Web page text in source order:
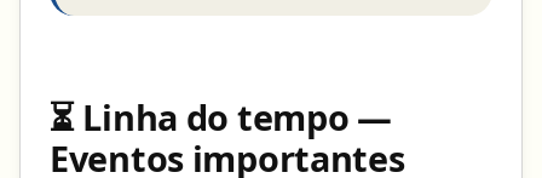
⏳ Linha do tempo —
Eventos importantes